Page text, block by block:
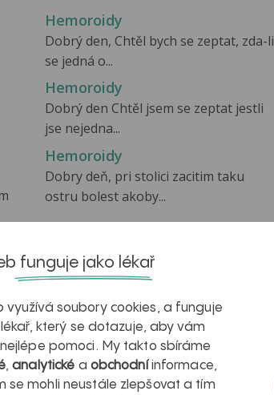
Hemoroidy
Dobrý den, Chtěl bych se zeptat, zda-li
se jedná o...
Hemoroidy
Dobrý den Chtěl jsem se zeptat jestli
jse nejedna...
Hemoroidy
Dobry deň, pri stolici zacitim taku
ostru bolest akoby...
zdravá játra?
funguje jako lékař
využívá soubory cookies, a funguje
který se dotazuje, aby vám
pomoci. My takto sbíráme
,analytické a obchodníinformace,
se mohli neustále zlepšovat a tím